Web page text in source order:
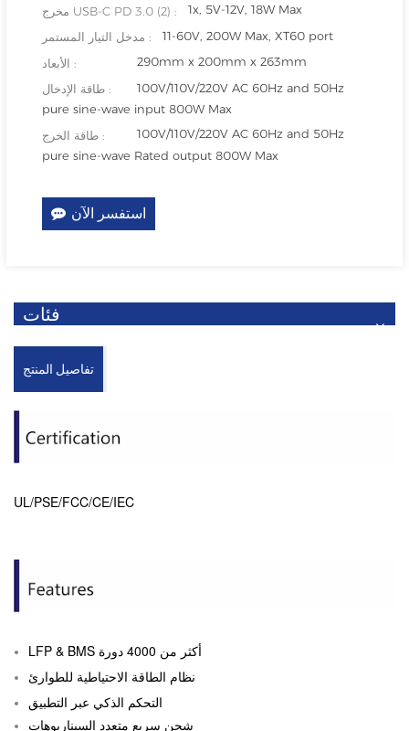
مخرج USB-C PD 3.0 (2) :
1x, 5V-12V, 18W Max
مدخل التيار المستمر :
11-60V, 200W Max, XT60 port
الأبعاد :
290mm x 200mm x 263mm
طاقة الإدخال :
100V/110V/220V AC 60Hz and 50Hz
pure sine-wave input 800W Max
طاقة الخرج :
100V/110V/220V AC 60Hz and 50Hz
pure sine-wave Rated output 800W Max
استفسر الآن
فئات
تفاصيل المنتج
UL/PSE/FCC/CE/IEC
LFP & BMS أكثر من 4000 دورة
نظام الطاقة الاحتياطية للطوارئ
التحكم الذكي عبر التطبيق
شحن سريع متعدد السيناريوهات